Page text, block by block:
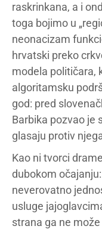
raskrinkana, a i
toga bojimo u
neonacizam
hrvatski preko
modela političara,
algoritamsku
god: pred
Barbika pozvao je
glasaju protiv
Kao ni tvorci
dubokom
neverovatno
usluge
strana ga ne